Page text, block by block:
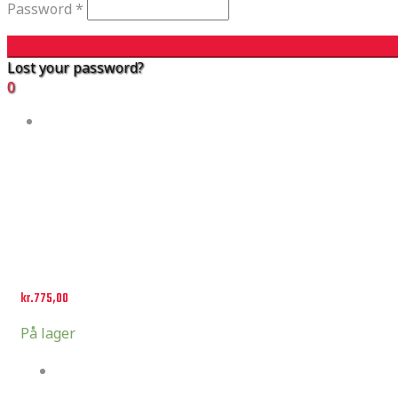
Password *
Lost your password?
0
kr.775,00
På lager